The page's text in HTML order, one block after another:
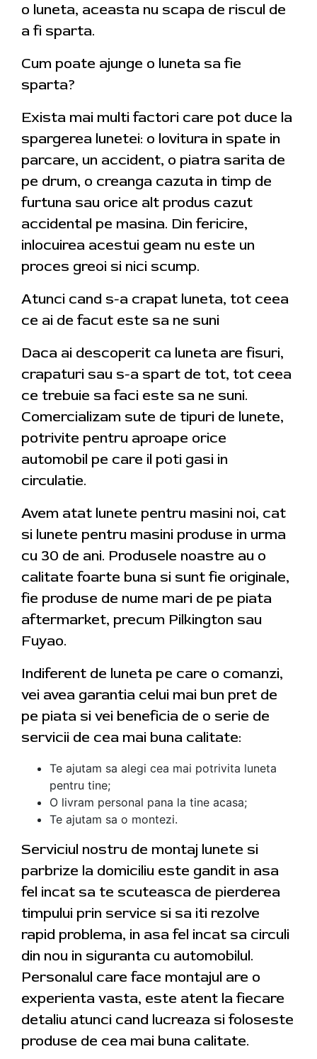
o luneta, aceasta nu scapa de riscul de
a fi sparta.
Cum poate ajunge o luneta sa fie
sparta?
Exista mai multi factori care pot duce la
spargerea lunetei: o lovitura in spate in
parcare, un accident, o piatra sarita de
pe drum, o creanga cazuta in timp de
furtuna sau orice alt produs cazut
accidental pe masina. Din fericire,
inlocuirea acestui geam nu este un
proces greoi si nici scump.
Atunci cand s-a crapat luneta, tot ceea
ce ai de facut este sa ne suni
Daca ai descoperit ca luneta are fisuri,
crapaturi sau s-a spart de tot, tot ceea
ce trebuie sa faci este sa ne suni.
Comercializam sute de tipuri de lunete,
potrivite pentru aproape orice
automobil pe care il poti gasi in
circulatie.
Avem atat lunete pentru masini noi, cat
si lunete pentru masini produse in urma
cu 30 de ani. Produsele noastre au o
calitate foarte buna si sunt fie originale,
fie produse de nume mari de pe piata
aftermarket, precum Pilkington sau
Fuyao.
Indiferent de luneta pe care o comanzi,
vei avea garantia celui mai bun pret de
pe piata si vei beneficia de o serie de
servicii de cea mai buna calitate:
Te ajutam sa alegi cea mai potrivita luneta
pentru tine;
O livram personal pana la tine acasa;
Te ajutam sa o montezi.
Serviciul nostru de montaj lunete si
parbrize la domiciliu este gandit in asa
fel incat sa te scuteasca de pierderea
timpului prin service si sa iti rezolve
rapid problema, in asa fel incat sa circuli
din nou in siguranta cu automobilul.
Personalul care face montajul are o
experienta vasta, este atent la fiecare
detaliu atunci cand lucreaza si foloseste
produse de cea mai buna calitate.